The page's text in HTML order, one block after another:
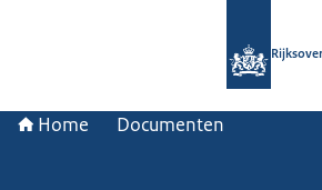
Home Documenten